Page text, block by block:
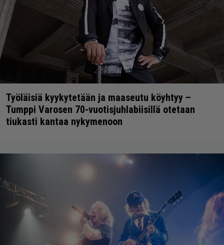
Työläisiä kyykytetään ja maaseutu köyhtyy –
Tumppi Varosen 70-vuotisjuhlabiisillä otetaan
tiukasti kantaa nykymenoon